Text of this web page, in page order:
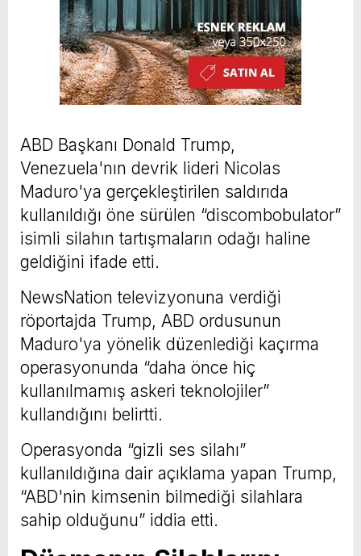
ABD Başkanı Donald Trump,
Venezuela'nın devrik lideri Nicolas
Maduro'ya gerçekleştirilen saldırıda
kullanıldığı öne sürülen “discombobulator”
isimli silahın tartışmaların odağı haline
geldiğini ifade etti.
NewsNation televizyonuna verdiği
röportajda Trump, ABD ordusunun
Maduro'ya yönelik düzenlediği kaçırma
operasyonunda “daha önce hiç
kullanılmamış askeri teknolojiler”
kullandığını belirtti.
Operasyonda “gizli ses silahı”
kullanıldığına dair açıklama yapan Trump,
“ABD'nin kimsenin bilmediği silahlara
sahip olduğunu” iddia etti.